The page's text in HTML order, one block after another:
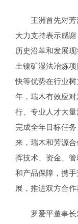
王洲首先对
大力支持表示感
历史沿革和发展
土镍矿湿法冶炼
快等优势在行业
年，瑞木有效应
行、专业人才大
完成全年目标任
来，瑞木和芳源
挥技术、资金、
和产品保障，携
展，推进双方合作
罗爱平董事